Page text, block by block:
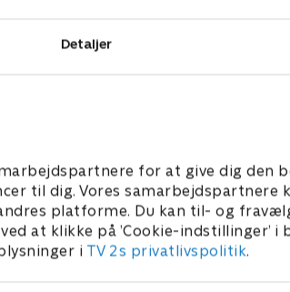
Detaljer
for at give dig den
til dig. Vores samarbejdspartnere
platforme. Du kan til- og
at klikke på ’Cookie-indstillinger’ i
i TV 2s privatlivspolitik.
på isen i
vinter-OL
curling. Følg med i curling